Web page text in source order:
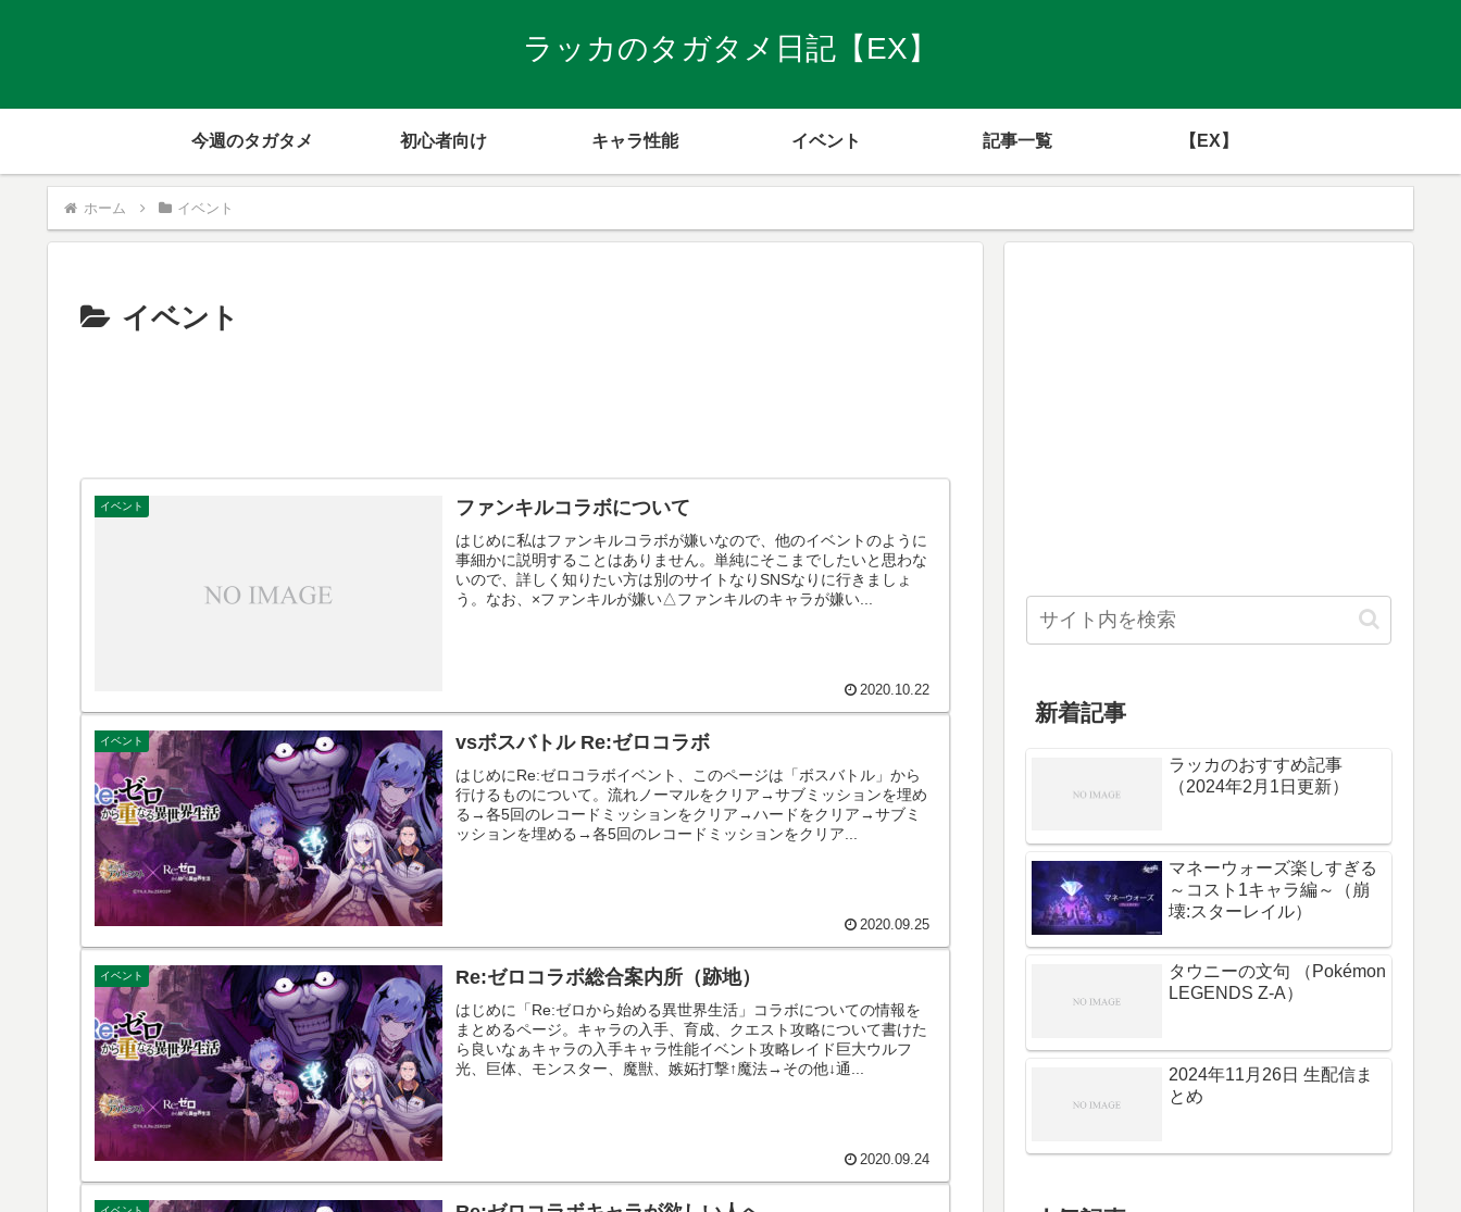
ラッカのタガタメ日記【EX】
今週のタガタメ 初心者向け キャラ性能 イベント 記事一覧 【EX】
ホーム イベント
イベント
イベント ファンキルコラボについて
はじめに私はファンキルコラボが嫌いなので、他のイベントのように
事細かに説明することはありません。単純にそこまでしたいと思わな
いので、詳しく知りたい方は別のサイトなりSNSなりに行きましょ
う。なお、×ファンキルが嫌い△ファンキルのキャラが嫌い...
2020.10.22
イベント vsボスバトル Re:ゼロコラボ
はじめにRe:ゼロコラボイベント、このページは「ボスバトル」から
行けるものについて。流れノーマルをクリア→サブミッションを埋め
る→各5回のレコードミッションをクリア→ハードをクリア→サブミ
ッションを埋める→各5回のレコードミッションをクリア...
2020.09.25
イベント Re:ゼロコラボ総合案内所（跡地）
はじめに「Re:ゼロから始める異世界生活」コラボについての情報を
まとめるページ。キャラの入手、育成、クエスト攻略について書けた
ら良いなぁキャラの入手キャラ性能イベント攻略レイド巨大ウルフ
光、巨体、モンスター、魔獣、嫉妬打撃↑魔法→その他↓通...
2020.09.24
新着記事
ラッカのおすすめ記事
（2024年2月1日更新）
マネーウォーズ楽しすぎる
～コスト1キャラ編～（崩
壊:スターレイル）
タウニーの文句 （Pokémon
LEGENDS Z-A）
2024年11月26日 生配信ま
とめ